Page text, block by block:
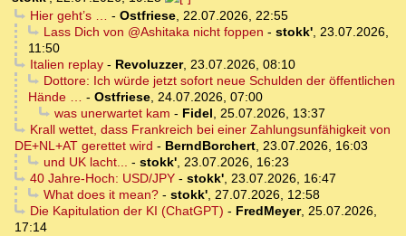
Hier geht’s … - Ostfriese, 22.07.2026, 22:55
Lass Dich von @Ashitaka nicht foppen - stokk', 23.07.2026,
11:50
Italien replay- Revoluzzer, 23.07.2026, 08:10
Dottore: Ich würde jetzt sofort neue Schulden der öffentlichen
Hände … - Ostfriese, 24.07.2026, 07:00
was unerwartet kam - Fidel, 25.07.2026, 13:37
Krall wettet, dass Frankreich bei einer Zahlungsunfähigkeit von
DE+NL+AT gerettet wird - BerndBorchert, 23.07.2026, 16:03
und UK lacht... - stokk', 23.07.2026, 16:23
40 Jahre-Hoch: USD/JPY- stokk', 23.07.2026, 16:47
What does it mean?- stokk', 27.07.2026, 12:58
Die Kapitulation der KI (ChatGPT) - FredMeyer, 25.07.2026,
17:14